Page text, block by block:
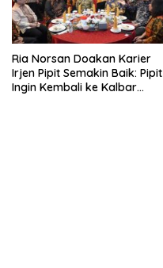
Ria Norsan Doakan Karier
Irjen Pipit Semakin Baik: Pipit
Ingin Kembali ke Kalbar